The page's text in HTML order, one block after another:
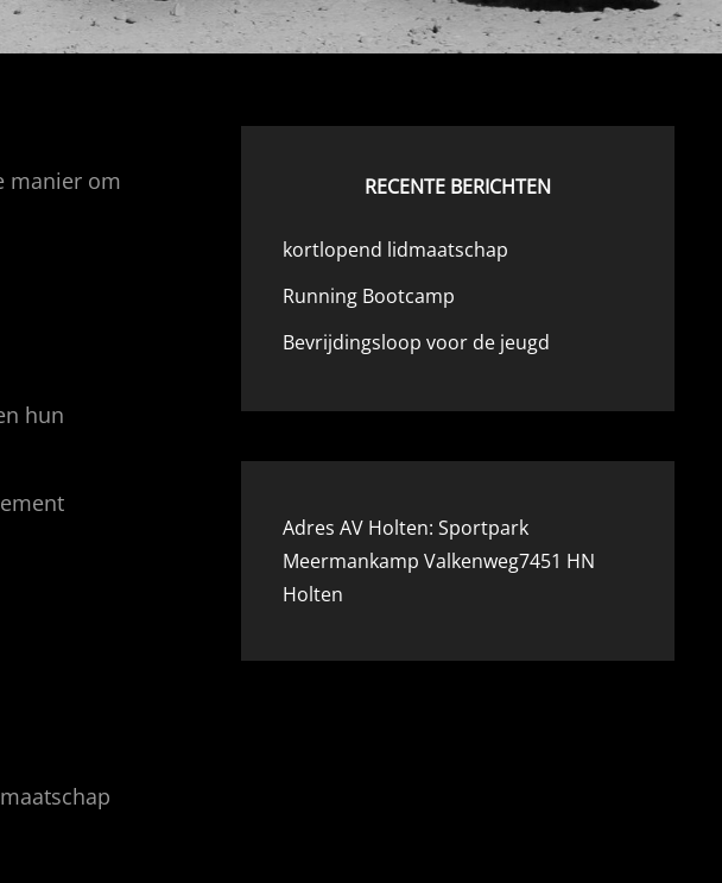
manier om
hun
RECENTE BERICHTEN
kortlopend lidmaatschap
Running Bootcamp
Bevrijdingsloop voor de jeugd
Adres AV Holten: Sportpark
Meermankamp Valkenweg7451 HN
Holten